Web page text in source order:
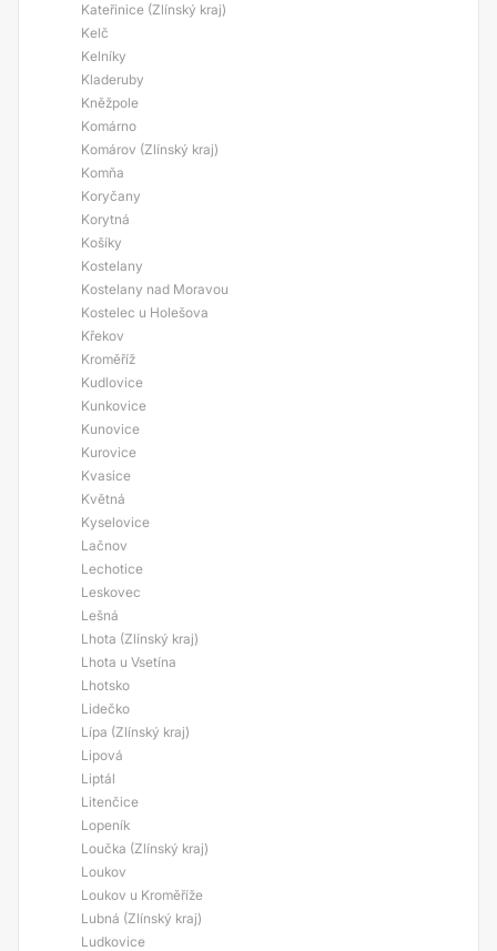
Kateřinice (Zlínský kraj)
Kelč
Kelníky
Kladeruby
Kněžpole
Komárno
Komárov (Zlínský kraj)
Komňa
Koryčany
Korytná
Košíky
Kostelany
Kostelany nad Moravou
Kostelec u Holešova
Křekov
Kroměříž
Kudlovice
Kunkovice
Kunovice
Kurovice
Kvasice
Květná
Kyselovice
Lačnov
Lechotice
Leskovec
Lešná
Lhota (Zlínský kraj)
Lhota u Vsetína
Lhotsko
Lidečko
Lípa (Zlínský kraj)
Lipová
Liptál
Litenčice
Lopeník
Loučka (Zlínský kraj)
Loukov
Loukov u Kroměříže
Lubná (Zlínský kraj)
Ludkovice